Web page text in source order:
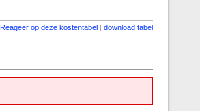
Reageer op deze kostentabel | download tabel